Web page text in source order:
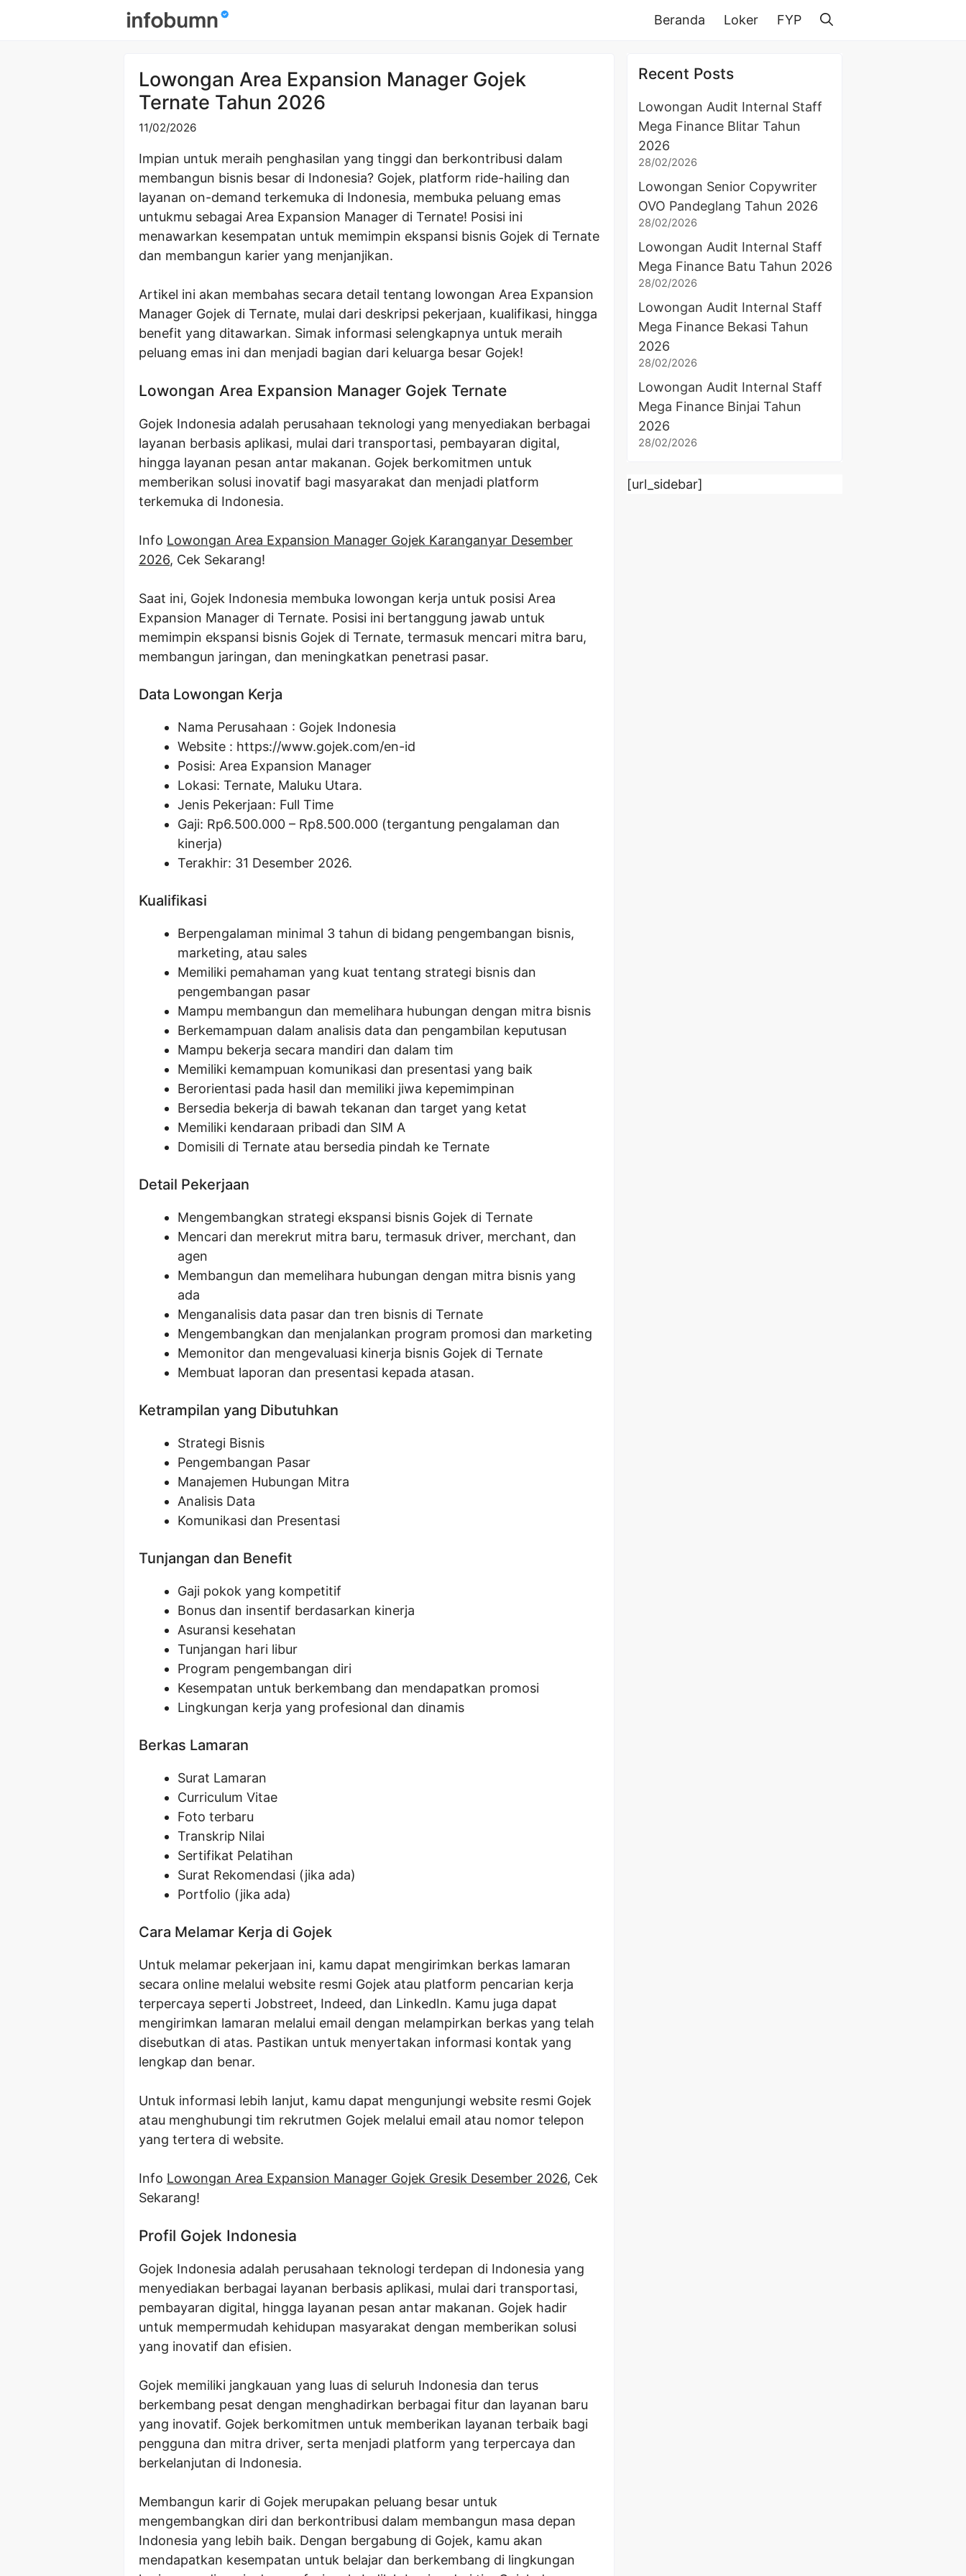
Beranda Loker FYP
Lowongan Area Expansion Manager Gojek
Ternate Tahun 2026
11/02/2026
Impian untuk meraih penghasilan yang tinggi dan berkontribusi dalam
membangun bisnis besar di Indonesia? Gojek, platform ride-hailing dan
layanan on-demand terkemuka di Indonesia, membuka peluang emas
untukmu sebagai Area Expansion Manager di Ternate! Posisi ini
menawarkan kesempatan untuk memimpin ekspansi bisnis Gojek di Ternate
dan membangun karier yang menjanjikan.
Artikel ini akan membahas secara detail tentang lowongan Area Expansion
Manager Gojek di Ternate, mulai dari deskripsi pekerjaan, kualifikasi, hingga
benefit yang ditawarkan. Simak informasi selengkapnya untuk meraih
peluang emas ini dan menjadi bagian dari keluarga besar Gojek!
Lowongan Area Expansion Manager Gojek Ternate
Gojek Indonesia adalah perusahaan teknologi yang menyediakan berbagai
layanan berbasis aplikasi, mulai dari transportasi, pembayaran digital,
hingga layanan pesan antar makanan. Gojek berkomitmen untuk
memberikan solusi inovatif bagi masyarakat dan menjadi platform
terkemuka di Indonesia.
Info Lowongan Area Expansion Manager Gojek Karanganyar Desember
2026, Cek Sekarang!
Saat ini, Gojek Indonesia membuka lowongan kerja untuk posisi Area
Expansion Manager di Ternate. Posisi ini bertanggung jawab untuk
memimpin ekspansi bisnis Gojek di Ternate, termasuk mencari mitra baru,
membangun jaringan, dan meningkatkan penetrasi pasar.
Data Lowongan Kerja
Nama Perusahaan : Gojek Indonesia
Website : https://www.gojek.com/en-id
Posisi: Area Expansion Manager
Lokasi: Ternate, Maluku Utara.
Jenis Pekerjaan: Full Time
Gaji: Rp6.500.000 – Rp8.500.000 (tergantung pengalaman dan
kinerja)
Terakhir: 31 Desember 2026.
Kualifikasi
Berpengalaman minimal 3 tahun di bidang pengembangan bisnis,
marketing, atau sales
Memiliki pemahaman yang kuat tentang strategi bisnis dan
pengembangan pasar
Mampu membangun dan memelihara hubungan dengan mitra bisnis
Berkemampuan dalam analisis data dan pengambilan keputusan
Mampu bekerja secara mandiri dan dalam tim
Memiliki kemampuan komunikasi dan presentasi yang baik
Berorientasi pada hasil dan memiliki jiwa kepemimpinan
Bersedia bekerja di bawah tekanan dan target yang ketat
Memiliki kendaraan pribadi dan SIM A
Domisili di Ternate atau bersedia pindah ke Ternate
Detail Pekerjaan
Mengembangkan strategi ekspansi bisnis Gojek di Ternate
Mencari dan merekrut mitra baru, termasuk driver, merchant, dan
agen
Membangun dan memelihara hubungan dengan mitra bisnis yang
ada
Menganalisis data pasar dan tren bisnis di Ternate
Mengembangkan dan menjalankan program promosi dan marketing
Memonitor dan mengevaluasi kinerja bisnis Gojek di Ternate
Membuat laporan dan presentasi kepada atasan.
Ketrampilan yang Dibutuhkan
Strategi Bisnis
Pengembangan Pasar
Manajemen Hubungan Mitra
Analisis Data
Komunikasi dan Presentasi
Tunjangan dan Benefit
Gaji pokok yang kompetitif
Bonus dan insentif berdasarkan kinerja
Asuransi kesehatan
Tunjangan hari libur
Program pengembangan diri
Kesempatan untuk berkembang dan mendapatkan promosi
Lingkungan kerja yang profesional dan dinamis
Berkas Lamaran
Surat Lamaran
Curriculum Vitae
Foto terbaru
Transkrip Nilai
Sertifikat Pelatihan
Surat Rekomendasi (jika ada)
Portfolio (jika ada)
Cara Melamar Kerja di Gojek
Untuk melamar pekerjaan ini, kamu dapat mengirimkan berkas lamaran
secara online melalui website resmi Gojek atau platform pencarian kerja
terpercaya seperti Jobstreet, Indeed, dan LinkedIn. Kamu juga dapat
mengirimkan lamaran melalui email dengan melampirkan berkas yang telah
disebutkan di atas. Pastikan untuk menyertakan informasi kontak yang
lengkap dan benar.
Untuk informasi lebih lanjut, kamu dapat mengunjungi website resmi Gojek
atau menghubungi tim rekrutmen Gojek melalui email atau nomor telepon
yang tertera di website.
Info Lowongan Area Expansion Manager Gojek Gresik Desember 2026, Cek
Sekarang!
Profil Gojek Indonesia
Gojek Indonesia adalah perusahaan teknologi terdepan di Indonesia yang
menyediakan berbagai layanan berbasis aplikasi, mulai dari transportasi,
pembayaran digital, hingga layanan pesan antar makanan. Gojek hadir
untuk mempermudah kehidupan masyarakat dengan memberikan solusi
yang inovatif dan efisien.
Gojek memiliki jangkauan yang luas di seluruh Indonesia dan terus
berkembang pesat dengan menghadirkan berbagai fitur dan layanan baru
yang inovatif. Gojek berkomitmen untuk memberikan layanan terbaik bagi
pengguna dan mitra driver, serta menjadi platform yang terpercaya dan
berkelanjutan di Indonesia.
Membangun karir di Gojek merupakan peluang besar untuk
mengembangkan diri dan berkontribusi dalam membangun masa depan
Indonesia yang lebih baik. Dengan bergabung di Gojek, kamu akan
mendapatkan kesempatan untuk belajar dan berkembang di lingkungan
Recent Posts
Lowongan Audit Internal Staff
Mega Finance Blitar Tahun
2026
28/02/2026
Lowongan Senior Copywriter
OVO Pandeglang Tahun 2026
28/02/2026
Lowongan Audit Internal Staff
Mega Finance Batu Tahun 2026
28/02/2026
Lowongan Audit Internal Staff
Mega Finance Bekasi Tahun
2026
28/02/2026
Lowongan Audit Internal Staff
Mega Finance Binjai Tahun
2026
28/02/2026
[url_sidebar]